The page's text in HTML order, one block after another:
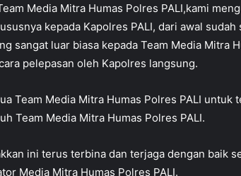
Media Mitra Humas Polres PALI,kami
kepada Kapolres PALI, dari awal sudah
sangat luar biasa kepada Team Media Mitra
pelepasan oleh Kapolres langsung.
Team Media Mitra Humas Polres PALI untuk
Team Media Mitra Humas Polres PALI.
ini terus terbina dan terjaga dengan baik
Media Mitra Humas Polres PALI.